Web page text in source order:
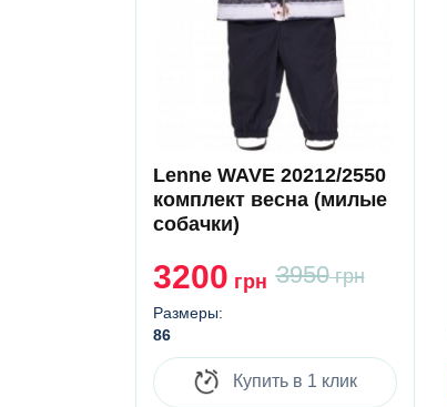
Lenne WAVE 20212/2550
комплект весна (милые
собачки)
3200 грн 3950грн
Размеры:
86
Купить в 1 клик